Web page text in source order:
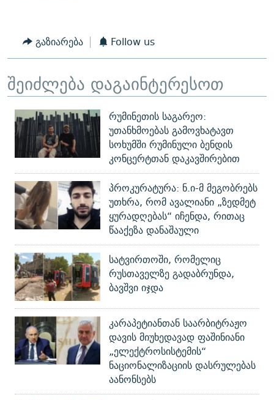
გაზიარება Follow us
შეიძლება დაგაინტერესოთ
რუმინეთის საგარეო:
უთანხმოებას გამოვხატავთ
სოხუმში რუმინული ბენდის
კონცერტთან დაკავშირებით
პროკურატურა: ნ.ი-მ მეგობრებს
უთხრა, რომ ავალიანი „ზედმეტ
ყურადღებას“ იჩენდა, რითაც
წააქეზა დანაშაული
სატვირთოში, რომელიც
რუსთაველზე გადაბრუნდა,
ბავშვი იჯდა
კარაპეტიანთან საარბიტრაჟო
დავის მიუხედავად ფაშინიანი
„ელექტროსისტემის“
ნაციონალიზაციის დასრულებას
აანონსებს